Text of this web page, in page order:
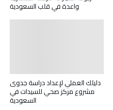
واعدة في قلب السعودية
دليلك العملي لإعداد دراسة جدوى
مشروع مركز صحي للسيدات في
السعودية